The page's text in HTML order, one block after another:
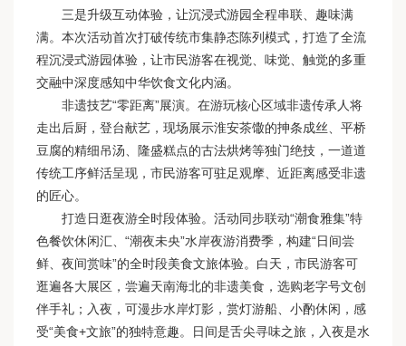
三是升级互动体验，让沉浸式游园全程串联、趣味满
满。本次活动首次打破传统市集静态陈列模式，打造了全流
程沉浸式游园体验，让市民游客在视觉、味觉、触觉的多重
交融中深度感知中华饮食文化内涵。
非遗技艺“零距离”展演。在游玩核心区域非遗传承人将
走出后厨，登台献艺，现场展示淮安茶馓的抻条成丝、平桥
豆腐的精细吊汤、隆盛糕点的古法烘烤等独门绝技，一道道
传统工序鲜活呈现，市民游客可驻足观摩、近距离感受非遗
的匠心。
打造日逛夜游全时段体验。活动同步联动“潮食雅集”特
色餐饮休闲汇、“潮夜未央”水岸夜游消费季，构建“日间尝
鲜、夜间赏味”的全时段美食文旅体验。白天，市民游客可
逛遍各大展区，尝遍天南海北的非遗美食，选购老字号文创
伴手礼；入夜，可漫步水岸灯影，赏灯游船、小酌休闲，感
受“美食+文旅”的独特意趣。日间是舌尖寻味之旅，入夜是水